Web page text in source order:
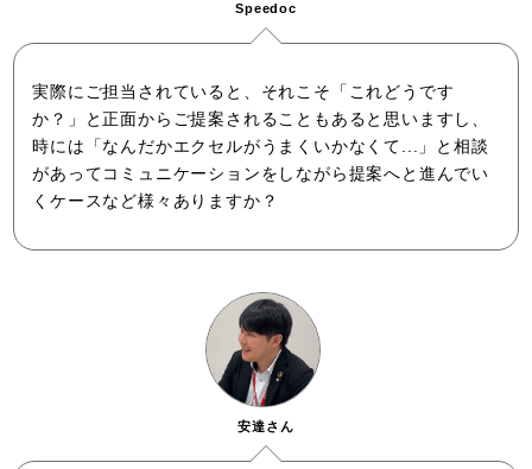
Speedoc
実際にご担当されていると、それこそ「これどうです
か？」と正面からご提案されることもあると思いますし、
時には「なんだかエクセルがうまくいかなくて...」と相談
があってコミュニケーションをしながら提案へと進んでい
くケースなど様々ありますか？
安達さん